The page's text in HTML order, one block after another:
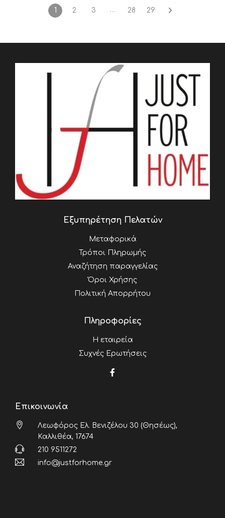
1 2 3 … 28 29
Εξυπηρέτηση Πελατών
Μεταφορικά
Τρόποι Πληρωμής
Αναζήτηση παραγγελίας
Όροι Χρήσης
Πολιτική Απορρήτου
Πληροφορίες
Η εταιρεία
Συχνές Ερωτήσεις
Επικοινωνία
Λεωφόρος Ελ. Βενιζέλου 30 (Θησέως),
Καλλιθέα, 17674
210 9511272
info@justforhome.gr